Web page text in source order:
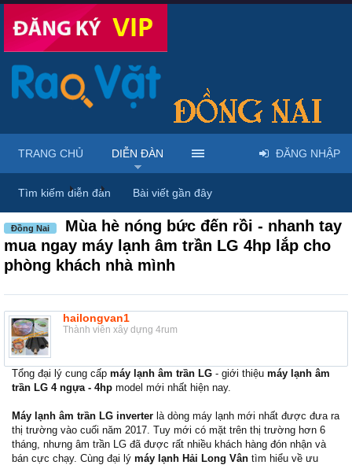
Diễn đàn ... Mua bán & sửa điện tử, điện lạnh
Đồng Nai
Mùa hè nóng bức đến rồi - nhanh tay
mua ngay máy lạnh âm trần LG 4hp lắp cho
phòng khách nhà mình
hailongvan1
Thành viên xây dựng 4rum
Tổng đại lý cung cấp máy lạnh âm trần LG - giới thiệu máy lạnh âm
trần LG 4 ngựa - 4hp model mới nhất hiện nay.
Máy lạnh âm trần LG inverter là dòng máy lạnh mới nhất được đưa ra
thị trường vào cuối năm 2017. Tuy mới có mặt trên thị trường hơn 6
tháng, nhưng âm trần LG đã được rất nhiều khách hàng đón nhận và
bán cực chạy. Cùng đại lý máy lạnh Hải Long Vân tìm hiểu về ưu
TRANG CHỦ DIỄN ĐÀN
Tìm kiếm diễn đàn Bài viết gần đây
ĐĂNG NHẬP